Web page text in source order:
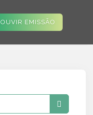
OUVIR EMISSÃO